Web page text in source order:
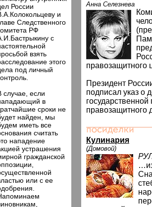
России
и
Следственного
РФ
с
взять
этого
под личный
случае, если
в
сроки не
найден, мы
иметь все
считать
нападение
устрашения
гражданской
или с ее
Анна Селезнева
правозащитного
Президент
подписал указ о
правозащитного
Кулинария
(Домовой)